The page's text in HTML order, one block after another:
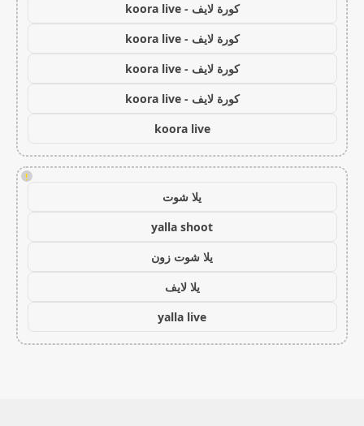
كورة لايف - koora live
كورة لايف - koora live
كورة لايف - koora live
كورة لايف - koora live
koora live
!
يلا شوت
yalla shoot
يلا شوت زون
يلا لايف
yalla live